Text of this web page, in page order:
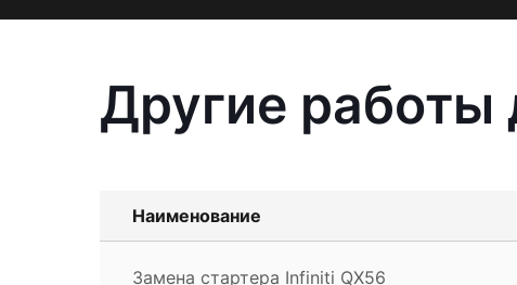
Другие работы
Наименование
Замена стартера Infiniti QX56